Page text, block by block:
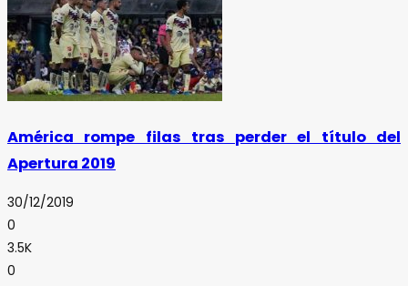
América rompe filas tras perder el título del
Apertura 2019
30/12/2019
0
3.5K
0